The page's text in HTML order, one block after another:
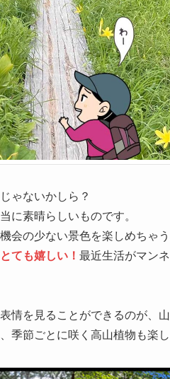
ゃないかしら？
に素晴らしいものです。
会の少ない景色を楽しめちゃう
とても嬉しい！ 最近生活がマン
情を見ることができるのが、
季節ごとに咲く高山植物も楽し